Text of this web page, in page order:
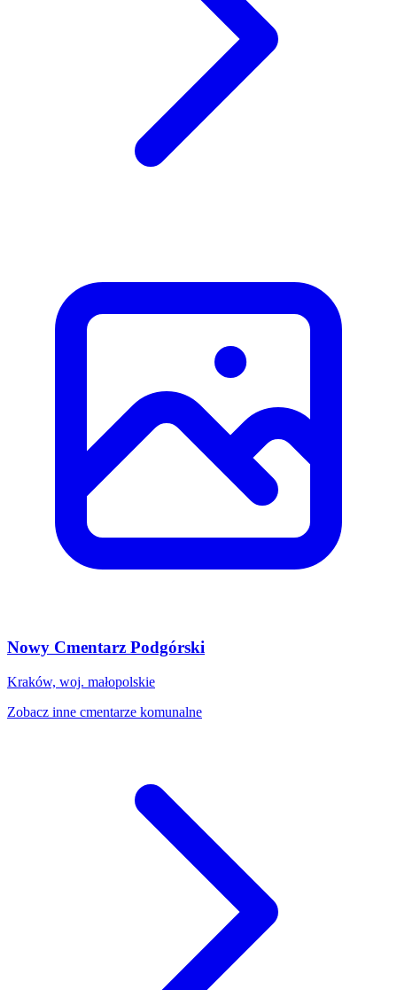
Nowy Cmentarz Podgórski
Kraków, woj. małopolskie
Zobacz inne cmentarze komunalne